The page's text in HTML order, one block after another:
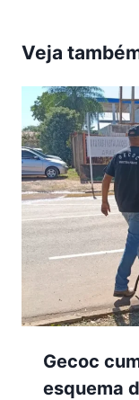
Veja
Gecoc
esquema